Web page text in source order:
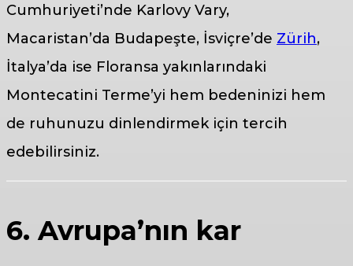
Cumhuriyeti’nde Karlovy Vary,
Macaristan’da Budapeşte, İsviçre’de Zürih,
İtalya’da ise Floransa yakınlarındaki
Montecatini Terme’yi hem bedeninizi hem
de ruhunuzu dinlendirmek için tercih
edebilirsiniz.
6. Avrupa’nın kar